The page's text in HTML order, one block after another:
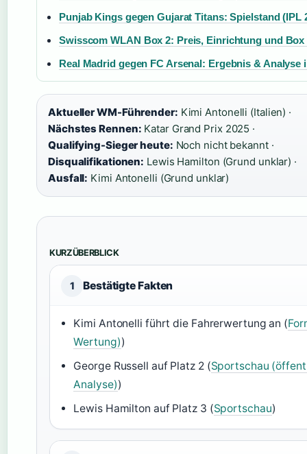
Punjab Kings gegen Gujarat Titans: Spielstand (IPL
Swisscom WLAN Box 2: Preis, Einrichtung und Box
Real Madrid gegen FC Arsenal: Ergebnis & Analyse
Aktueller WM-Führender: Kimi Antonelli (Italien) ·
Nächstes Rennen: Katar Grand Prix 2025 ·
Qualifying-Sieger heute: Noch nicht bekannt ·
Disqualifikationen: Lewis Hamilton (Grund unklar) ·
Ausfall: Kimi Antonelli (Grund unklar)
KURZÜBERBLICK
1 Bestätigte Fakten
Kimi Antonelli führt die Fahrerwertung an (
Wertung))
George Russell auf Platz 2 (Sportschau
Analyse))
Lewis Hamilton auf Platz 3 (Sportschau)